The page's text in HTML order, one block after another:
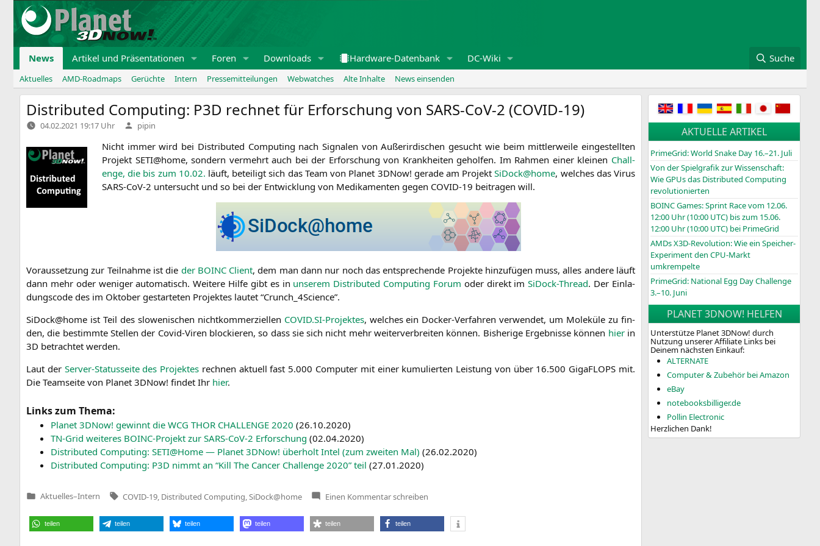
Zum
Inhalt
springen
News Artikel und Präsentationen Foren Downloads Hardware-Datenbank DC-Wiki Suche
Aktuelles AMD-Roadmaps Gerüchte Intern Pressemitteilungen Webwatches Alte Inhalte News einsenden
Distributed Computing: P3D rechnet für Erforschung von SARS-CoV‑2 (COVID-19)
04.02.2021 19:17 Uhr Verfasst
von
pipin
Nicht immer wird bei Dis­tri­bu­ted Com­pu­ting nach Signa­len von Außer­ir­di­schen gesucht wie beim mitt­ler­wei­le ein­ge­stell­ten
Pro­jekt SETI@home, son­dern ver­mehrt auch bei der Erfor­schung von Krank­hei­ten gehol­fen. Im Rah­men einer klei­nen Chall­
enge, die bis zum 10.02. läuft, betei­ligt sich das Team von Pla­net 3DNow! gera­de am Pro­jektSiDock@home, wel­ches das Virus
SARS-CoV‑2 unter­sucht und so bei der Ent­wick­lung von Medi­ka­men­ten gegen COVID-19 bei­tra­gen will.
Vor­aus­set­zung zur Teil­nah­me ist die der BOINCCli­ent, dem man dann nur noch das ent­spre­chen­de Pro­jek­te hin­zu­fü­gen muss, alles ande­re läuft
dann mehr oder weni­ger auto­ma­tisch. Wei­te­re Hil­fe gibt es in unse­rem Dis­tri­bu­ted Com­pu­ting Forum oder direkt imSiDock-Thread. Der Ein­la­
dungs­code des im Okto­ber gestar­te­ten Pro­jek­tes lau­tet “Crunch_4Science”.
SiDock@home ist Teil des slo­we­ni­schen nicht­kom­mer­zi­el­len COVID.SI-Projektes, wel­ches ein Docker-Ver­fah­ren ver­wen­det, um Mole­kü­le zu fin­
den, die bestimm­te Stel­len der Covid-Viren blo­ckie­ren, so dass sie sich nicht mehr wei­ter­ver­brei­ten kön­nen. Bis­he­ri­ge Ergeb­nis­se kön­nen hierin
3D betrach­tet werden.
Laut der Ser­ver-Sta­tus­sei­te des Pro­jek­tes rech­nen aktu­ell fast 5.000 Com­pu­ter mit einer kumu­lier­ten Leis­tung von über 16.500 Giga­FLOPS mit.
Die Team­sei­te von Pla­net 3DNow! fin­det Ihr hier.
Links zum Thema:
Pla­net 3DNow! gewinnt die WCG THOR CHALLENGE 2020 (26.10.2020)
TN-Grid wei­te­res BOINC-Pro­jekt zur SARS-CoV‑2 Erfor­schung (02.04.2020)
Dis­tri­bu­ted Com­pu­ting: SETI@Home — Pla­net 3DNow! über­holt Intel (zum zwei­ten Mal) (26.02.2020)
Dis­tri­bu­ted Com­pu­ting: P3D nimmt an “Kill The Can­cer Chall­enge 2020” teil (27.01.2020)
Veröffentlicht
Aktuelles–Intern Tags:
COVID-19 Distributed Computing SiDock@home Einen Kommentarzu
Distributed
P3D
rechnet
schreiben
teilen teilen teilen teilen teilen teilen
AKTUELLE ARTIKEL
PrimeGrid: World Snake Day 16.–21. Juli
Von der Spielgrafik zur Wissenschaft:
Wie GPUs das Distributed Computing
revolutionierten
BOINCGames: Sprint Race vom 12.06.
12:00 Uhr (10:00 UTC) bis zum 15.06.
12:00 Uhr (10:00 UTC) bei PrimeGrid
AMDs X3D-Revolution: Wie ein Speicher-
Experiment den CPU-Markt
umkrempelte
PrimeGrid: National Egg Day Challenge
3.–10. Juni
PLANET 3DNOW! HELFEN
Unterstütze Planet 3DNow! durch
Nutzung unserer Affiliate Links bei
Deinem nächsten Einkauf:
ALTERNATE
Computer & Zubehör bei Amazon
eBay
notebooksbilliger.de
Pollin Electronic
Herzlichen Dank!